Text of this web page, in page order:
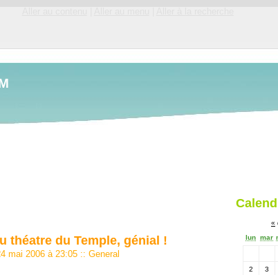
théatre du Temple, génial !
mai 2006 à 23:05 :: General
«
lun mar
2 3